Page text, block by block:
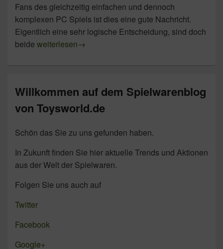
Fans des gleichzeitig einfachen und dennoch
komplexen PC Spiels ist dies eine gute Nachricht.
Eigentlich eine sehr logische Entscheidung, sind doch
beide Der Traum vieler Minecraft – Fans wird war. LEGO-
weiterlesen→
Willkommen auf dem Spielwarenblog
von Toysworld.de
Schön das Sie zu uns gefunden haben.
In Zukunft finden Sie hier aktuelle Trends und Aktionen
aus der Welt der Spielwaren.
Folgen Sie uns auch auf
Twitter
Facebook
Google+